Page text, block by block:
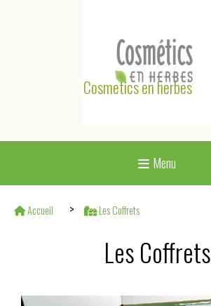
Cosmetics en herbes
Menu
Accueil Les Coffrets
Les Coffrets